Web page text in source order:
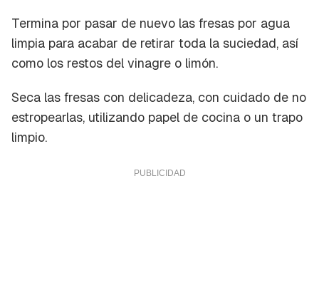
Termina por pasar de nuevo las fresas por agua
limpia para acabar de retirar toda la suciedad, así
como los restos del vinagre o limón.
Seca las fresas con delicadeza, con cuidado de no
estropearlas, utilizando papel de cocina o un trapo
limpio.